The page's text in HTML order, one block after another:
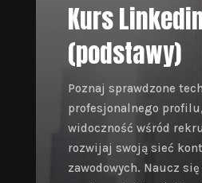
Kurs
(podstawy)
Poznaj sprawdzone
profesjonalnego
widoczność wśród
rozwijaj swoją sieć
zawodowych. Naucz